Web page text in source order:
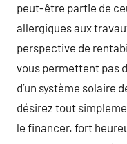
peut-être partie de
allergiques aux
perspective de
vous permettent pas
d’un système solaire
désirez tout
le financer. fort